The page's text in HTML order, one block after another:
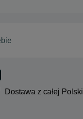
Dostawa z całej Polski